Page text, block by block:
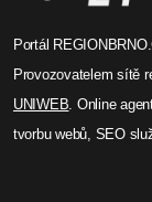
Portál
Provozovatelem sítě
UNIWEB. Online
tvorbu webů, SEO